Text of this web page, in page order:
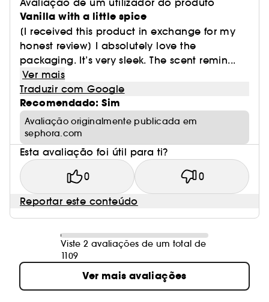
Avaliação de um utilizador do produto
Vanilla with a little spice
[I received this product in exchange for my
honest review] I absolutely love the
packaging. It’s very sleek. The scent remin...
Ver mais
Traduzir com Google
Recomendado: Sim
Avaliação originalmente publicada em
sephora.com
Esta avaliação foi útil para ti?
0 0
Reportar este conteúdo
Viste 2 avaliações de um total de
1109
Ver mais avaliações